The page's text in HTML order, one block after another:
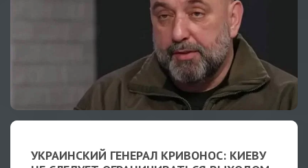
УКРАИНСКИЙ ГЕНЕРАЛ КРИВОНОС: КИЕВУ